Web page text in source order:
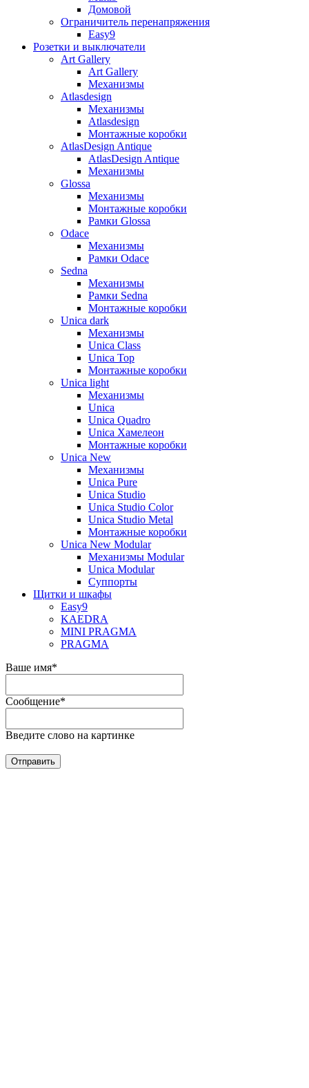
Домовой
Ограничитель перенапряжения
Easy9
Розетки и выключатели
Art Gallery
Art Gallery
Механизмы
Atlasdesign
Механизмы
Atlasdesign
Монтажные коробки
AtlasDesign Antique
AtlasDesign Antique
Механизмы
Glossa
Механизмы
Монтажные коробки
Рамки Glossa
Odace
Механизмы
Рамки Odace
Sedna
Механизмы
Рамки Sedna
Монтажные коробки
Unica dark
Механизмы
Unica Class
Unica Top
Монтажные коробки
Unica light
Механизмы
Unica
Unica Quadro
Unica Хамелеон
Монтажные коробки
Unica New
Механизмы
Unica Pure
Unica Studio
Unica Studio Color
Unica Studio Metal
Монтажные коробки
Unica New Modular
Механизмы Modular
Unica Modular
Суппорты
Щитки и шкафы
Easy9
KAEDRA
MINI PRAGMA
PRAGMA
Ваше имя*
Сообщение*
Введите слово на картинке